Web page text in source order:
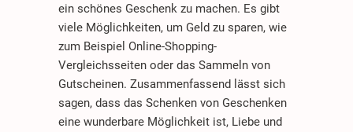
ein schönes Geschenk zu machen. Es gibt
viele Möglichkeiten, um Geld zu sparen, wie
zum Beispiel Online-Shopping-
Vergleichsseiten oder das Sammeln von
Gutscheinen. Zusammenfassend lässt sich
sagen, dass das Schenken von Geschenken
eine wunderbare Möglichkeit ist, Liebe und